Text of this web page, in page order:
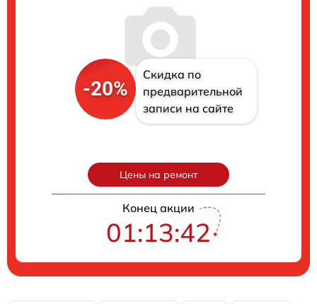
-20%
Скидка по
предварительной
записи на сайте
Цены на ремонт
Конец акции
01:13:41